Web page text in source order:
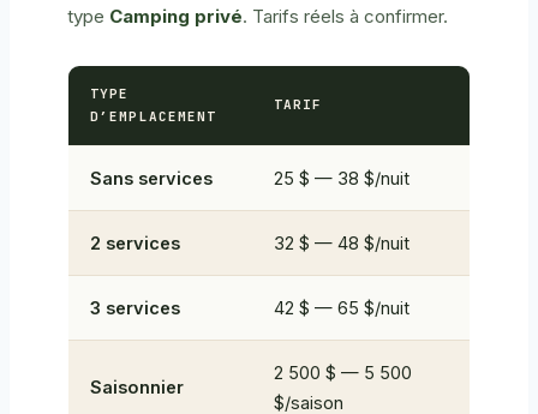
type Camping privé. Tarifs réels à confirmer.
TYPE
D’EMPLACEMENT
TARIF
Sans services 25 $ — 38 $/nuit
2 services 32 $ — 48 $/nuit
3 services 42 $ — 65 $/nuit
Saisonnier
2 500 $ — 5 500
$/saison